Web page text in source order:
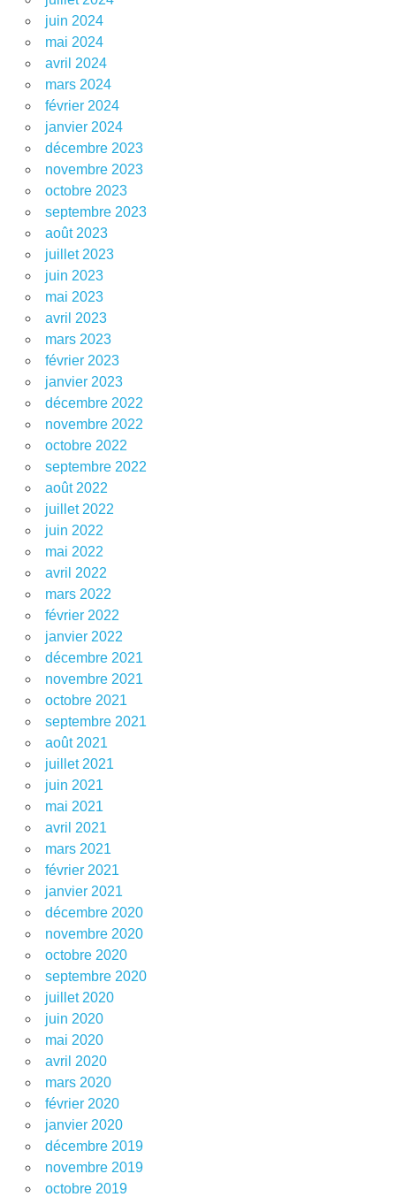
juin 2024
mai 2024
avril 2024
mars 2024
février 2024
janvier 2024
décembre 2023
novembre 2023
octobre 2023
septembre 2023
août 2023
juillet 2023
juin 2023
mai 2023
avril 2023
mars 2023
février 2023
janvier 2023
décembre 2022
novembre 2022
octobre 2022
septembre 2022
août 2022
juillet 2022
juin 2022
mai 2022
avril 2022
mars 2022
février 2022
janvier 2022
décembre 2021
novembre 2021
octobre 2021
septembre 2021
août 2021
juillet 2021
juin 2021
mai 2021
avril 2021
mars 2021
février 2021
janvier 2021
décembre 2020
novembre 2020
octobre 2020
septembre 2020
juillet 2020
juin 2020
mai 2020
avril 2020
mars 2020
février 2020
janvier 2020
décembre 2019
novembre 2019
octobre 2019